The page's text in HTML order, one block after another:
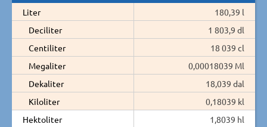
Liter
180,39 l
Deciliter
1 803,9 dl
Centiliter
18 039 cl
Megaliter
0,00018039 Ml
Dekaliter
18,039 dal
Kiloliter
0,18039 kl
Hektoliter
1,8039 hl